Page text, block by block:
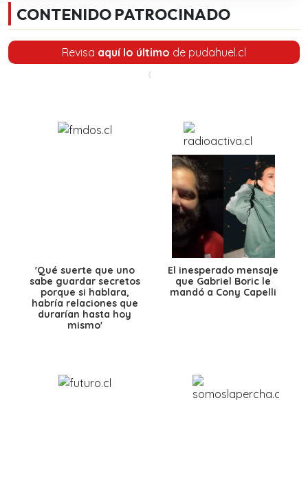
CONTENIDO PATROCINADO
Revisa aquí lo último de pudahuel.cl
'Qué suerte que uno
sabe guardar secretos
porque si hablara,
habría relaciones que
durarían hasta hoy
mismo'
El inesperado mensaje
que Gabriel Boric le
mandó a Cony Capelli